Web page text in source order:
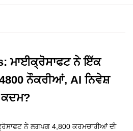
ਮਾਈਕ੍ਰੋਸਾਫਟ ਨੇ ਇੱਕ
ਨੌਕਰੀਆਂ, AI ਨਿਵੇਸ਼
ਕਦਮ?
ਨੇ ਲਗਪਗ 4,800 ਕਰਮਚਾਰੀਆਂ ਦੀ